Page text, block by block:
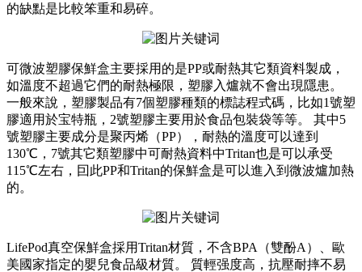
的缺點是比較笨重和易碎。
可微波塑膠保鮮盒主要採用的是PP或耐熱其它類資料製成，
如溫度不超過它們的耐熱極限，塑膠入爐就不會出現隱患。
一般來說，塑膠製品有7個塑膠種類的標誌程式碼，比如1號塑
膠適用於宝特瓶，2號塑膠主要用於食品包裝袋等等。 其中5
號塑膠主要成分是聚丙烯（PP），耐熱的溫度可以達到
130℃，7號其它類塑膠中可耐熱資料中Tritan也是可以承受
115℃左右，囙此PP和Tritan的保鮮盒是可以進入到微波爐加熱
的。
LifePod真空保鮮盒採用Tritan材質，不含BPA（雙酚A）、歐
美國家指定的嬰兒食品級材質。 質輕强度高，抗壓耐摔不易